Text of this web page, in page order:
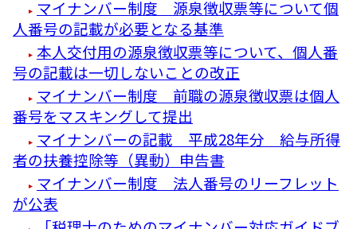
マイナンバー制度 源泉徴収票等について個
人番号の記載が必要となる基準
本人交付用の源泉徴収票等について、個人番
号の記載は一切しないことの改正
マイナンバー制度 前職の源泉徴収票は個人
番号をマスキングして提出
マイナンバーの記載 平成28年分 給与所得
者の扶養控除等（異動）申告書
マイナンバー制度 法人番号のリーフレット
が公表